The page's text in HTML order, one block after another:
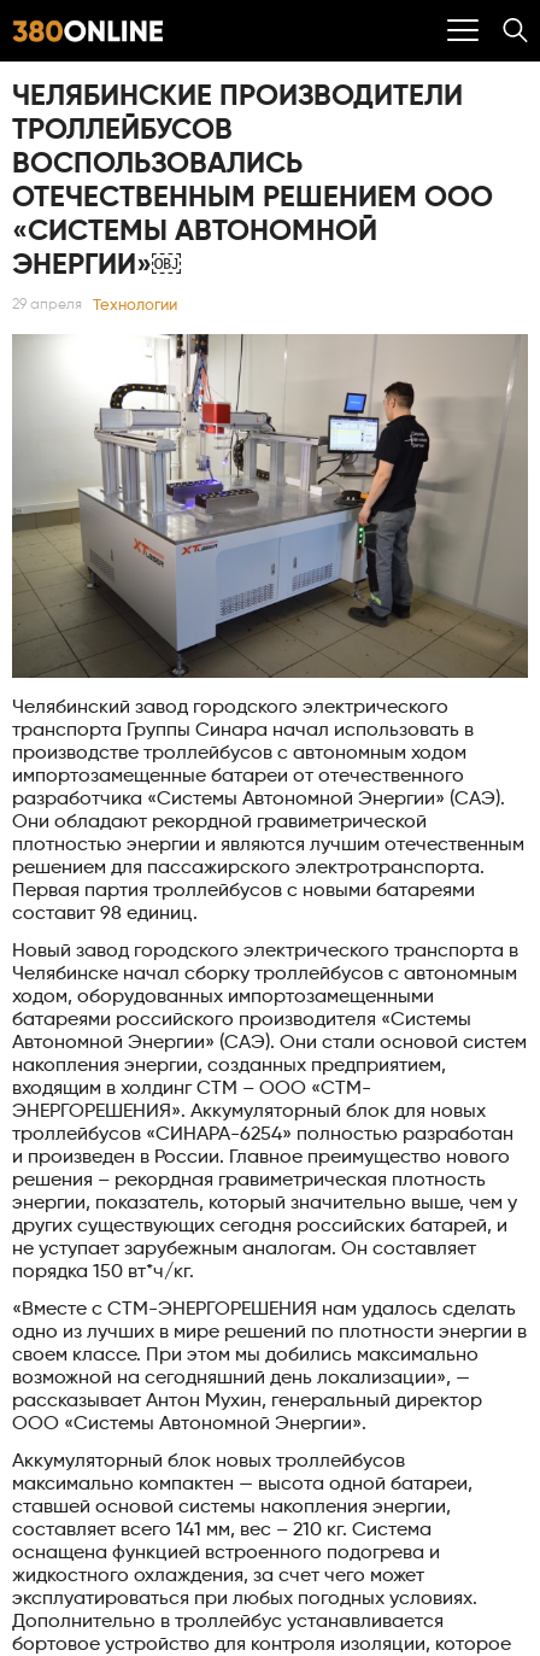
ЧЕЛЯБИНСКИЕ ПРОИЗВОДИТЕЛИ
ТРОЛЛЕЙБУСОВ
ВОСПОЛЬЗОВАЛИСЬ
ОТЕЧЕСТВЕННЫМ РЕШЕНИЕМ ООО
«СИСТЕМЫ АВТОНОМНОЙ
ЭНЕРГИИ»￼
29 апреля Технологии
Челябинский завод городского электрического
транспорта Группы Синара начал использовать в
производстве троллейбусов с автономным ходом
импортозамещенные батареи от отечественного
разработчика «Системы Автономной Энергии» (САЭ).
Они обладают рекордной гравиметрической
плотностью энергии и являются лучшим отечественным
решением для пассажирского электротранспорта.
Первая партия троллейбусов с новыми батареями
составит 98 единиц.
Новый завод городского электрического транспорта в
Челябинске начал сборку троллейбусов с автономным
ходом, оборудованных импортозамещенными
батареями российского производителя «Системы
Автономной Энергии» (САЭ). Они стали основой систем
накопления энергии, созданных предприятием,
входящим в холдинг СТМ – ООО «СТМ-
ЭНЕРГОРЕШЕНИЯ». Аккумуляторный блок для новых
троллейбусов «СИНАРА-6254» полностью разработан
и произведен в России. Главное преимущество нового
решения – рекордная гравиметрическая плотность
энергии, показатель, который значительно выше, чем у
других существующих сегодня российских батарей, и
не уступает зарубежным аналогам. Он составляет
порядка 150 вт*ч/кг.
«Вместе с СТМ-ЭНЕРГОРЕШЕНИЯ нам удалось сделать
одно из лучших в мире решений по плотности энергии в
своем классе. При этом мы добились максимально
возможной на сегодняшний день локализации», —
рассказывает Антон Мухин, генеральный директор
ООО «Системы Автономной Энергии».
Аккумуляторный блок новых троллейбусов
максимально компактен — высота одной батареи,
ставшей основой системы накопления энергии,
составляет всего 141 мм, вес – 210 кг. Система
оснащена функцией встроенного подогрева и
жидкостного охлаждения, за счет чего может
эксплуатироваться при любых погодных условиях.
Дополнительно в троллейбус устанавливается
бортовое устройство для контроля изоляции, которое